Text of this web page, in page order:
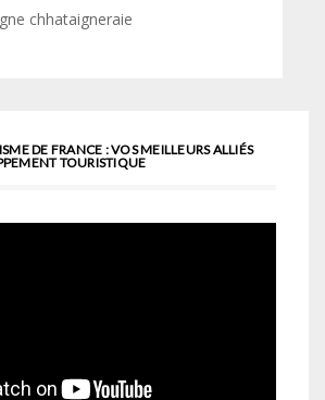
chhataigneraie
DE FRANCE : VOS MEILLEURS ALLIÉS
TOURISTIQUE